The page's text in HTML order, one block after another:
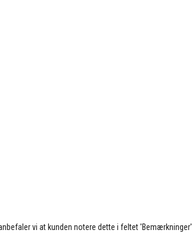
vi at kunden notere dette i feltet 'Bemærkninger'